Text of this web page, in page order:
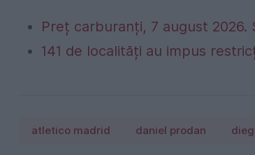
Preț carburanți, 7 august 2026.
141 de localități au impus
atletico madrid daniel prodan